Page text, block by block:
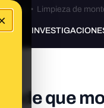
Ceuta • Limpieza de
que